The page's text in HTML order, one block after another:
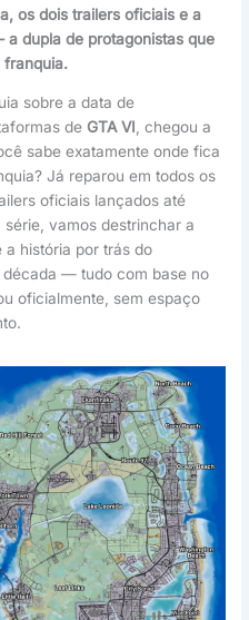
os dois trailers oficiais e a
dupla de protagonistas que
franquia.
sobre a data de
de GTA VI, chegou a
sabe exatamente onde fica
Já reparou em todos os
oficiais lançados até
vamos destrinchar a
a história por trás do
década — tudo com base no
oficialmente, sem espaço